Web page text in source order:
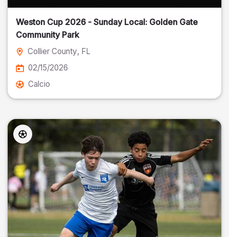
Weston Cup 2026 - Sunday Local: Golden Gate
Community Park
Collier County, FL
02/15/2026
Calcio